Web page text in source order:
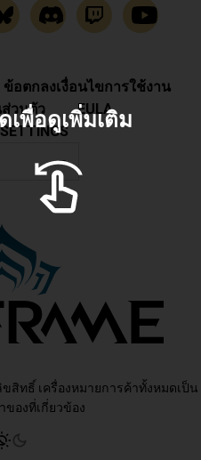
เพื่อดูเพิ่มเติม
ข้อตกลงเงื่อนไขการใช้งาน
วนตัว
EULA
สิทธิ์ เครื่องหมายการค้าทั้งหมดเป็น
ของที่เกี่ยวข้อง